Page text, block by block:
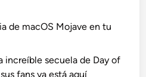
de macOS Mojave en tu
increíble secuela de Day of
fans ya está aquí